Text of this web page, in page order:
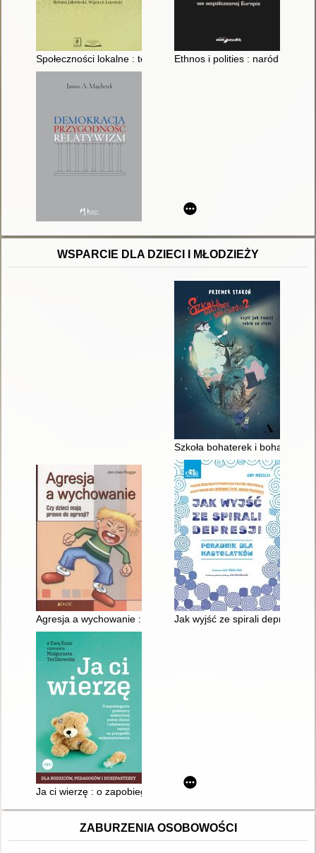
Społeczności lokalne : teraźniejszość i przyszłość
Ethnos i polities : naród a
WSPARCIE DLA DZIECI I MŁODZIEŻY
Szkoła bohaterek i bohaterów
Agresja a wychowanie : czy dzieci mają prawo do agresji?
Jak wyjść ze spirali depresji :
Ja ci wierzę : o zapobieganiu przemocy seksualnej wobec
ZABURZENIA OSOBOWOŚCI